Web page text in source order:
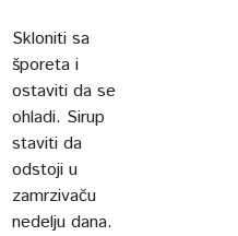
Skloniti sa
šporeta i
ostaviti da se
ohladi. Sirup
staviti da
odstoji u
zamrzivaču
nedelju dana.